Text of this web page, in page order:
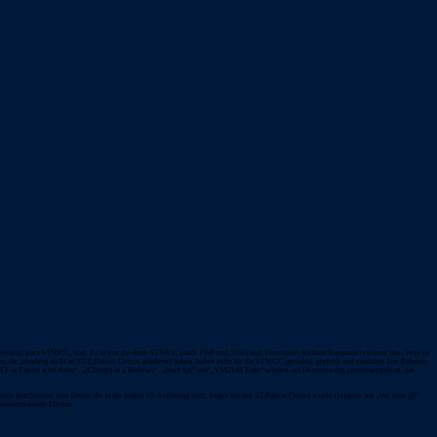
kurz STNICC, statt. Es ist erst die dritte STNICC (nach 1990 und 2000) und Veranstalter Richard Karsmakers konnte das „Who ist
die jahrelang nicht an ST/E/Falcon-Demos gearbeitet haben, haben extra für die STNICC gecoded, gepixelt und musiziert. Die Releases
or Falcon wild demo“, „(Classic) in a Browser“, „Pixel Art“ und „YM2149 Tune“ wurden auf Demozoo.org zusammengefasst, die
durchsetzen, eine Demo, die in der hohen ST-Auflösung läuft. Sieger bei den ST/Falcon Demos wurde Oxygene mit „We were @“
Effekte.